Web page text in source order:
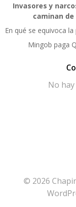
Invasores y
caminan
En qué se equivoca
Mingob paga
No
© 2026